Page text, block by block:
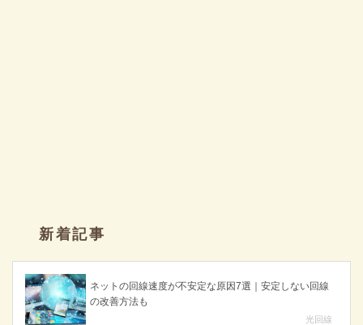
新着記事
ネットの回線速度が不安定な原因7選｜安定しない回線
の改善方法も
光回線